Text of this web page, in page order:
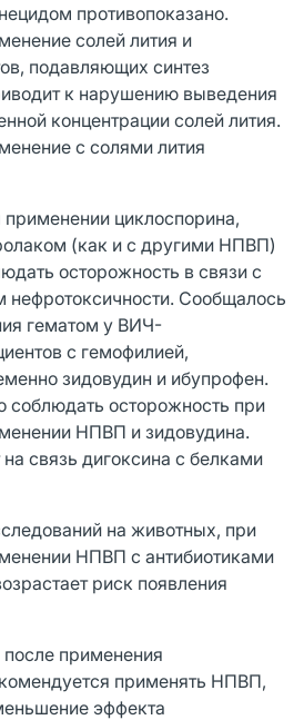
противопоказано.
солей лития и
подавляющих синтез
к нарушению выведения
концентрации солей лития.
с солями лития
циклоспорина,
(как и с другими НПВП)
осторожность в связи с
Сообщалось
гематом у ВИЧ-
с гемофилией,
зидовудин и ибупрофен.
соблюдать осторожность при
НПВП и зидовудина.
связь дигоксина с белками
на животных, при
НПВП с антибиотиками
риск появления
после применения
применять НПВП,
эффекта